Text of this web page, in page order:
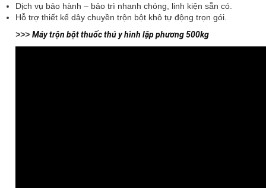
Dịch vụ bảo hành – bảo trì nhanh chóng, linh kiện sẵn có.
Hỗ trợ thiết kế dây chuyền trộn bột khô tự động trọn gói.
>>> Máy trộn bột thuốc thú y hình lập phương 500kg